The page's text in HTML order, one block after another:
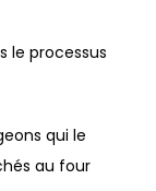
le processus
qui le
au four